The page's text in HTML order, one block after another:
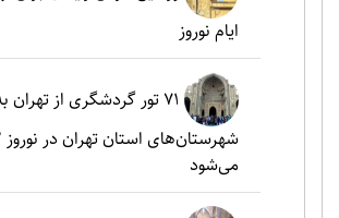
ایام نوروز
۷۱ تور گردشگری از تهران
می‌شود